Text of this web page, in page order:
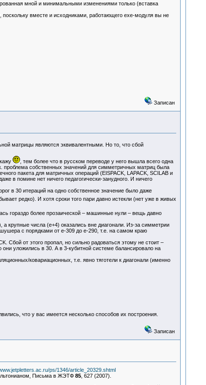
мной и минимальными изменениями только (вставка
вместе и исходниками, работающего exe-модуля вы не
Записан
матрицы являются эквивалентными. Но то, что сбой
, тем более что в русском переводе у него вышла всего одна
проблема собственных значений для симметричных матриц была
пакета для матричных операций (EISPACK, LAPACK, SCILAB и
в помине нет ничего педагогически-занудного. И ничего
в 30 итераций на одно собственное значение было даже
редко). И хотя сроки того пари давно истекли (нет уже в живых
гораздо более прозаической – машинные нули – вещь давно
крупные числа (e+4) оказались вне диагонали. Из-за симметрии
с порядками от e-309 до e-290, т.е. на самом краю
Сбой от этого пропал, но сильно радоваться этому не стоит –
уложились в 30. А в 3-кубитной системе балансировало на
ковариационных, т.е. явно тяготели к диагонали (именно
что у вас имеется несколько способов их построения.
Записан
ps/1346/article_20329.shtml
Письма в ЖЭТФ 85, 627 (2007).